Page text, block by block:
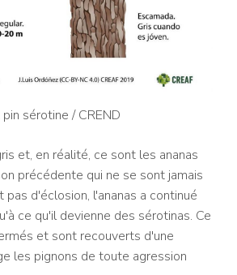
sérotine / CREND
et, en réalité, ce sont les ananas
précédente qui ne se sont jamais
pas d'éclosion, l'ananas a continué
ce qu'il devienne des sérotinas. Ce
et sont recouverts d'une
les pignons de toute agression